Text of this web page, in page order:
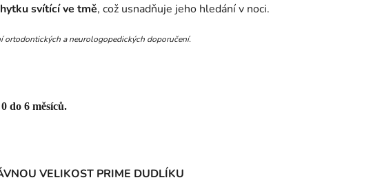
svítící ve tmě, což usnadňuje jeho hledání v noci.
ortodontických a neurologopedických doporučení.
do 6 měsíců.
VELIKOST PRIME DUDLÍKU